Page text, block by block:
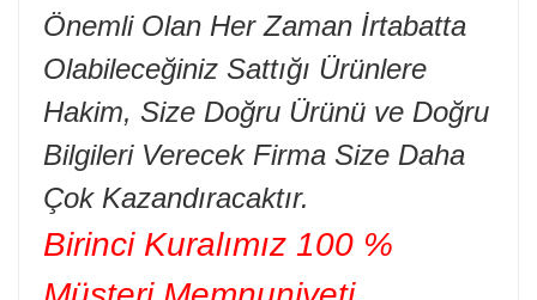
Önemli Olan Her Zaman İrtabatta
Olabileceğiniz Sattığı Ürünlere
Hakim, Size Doğru Ürünü ve Doğru
Bilgileri Verecek Firma Size Daha
Çok Kazandıracaktır.
Birinci Kuralımız 100 %